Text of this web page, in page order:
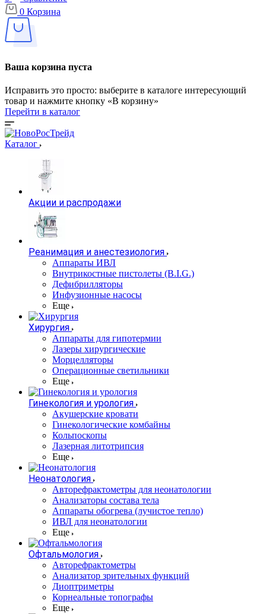
0 Корзина
Ваша корзина пуста
Исправить это просто: выберите в каталоге интересующий
товар и нажмите кнопку «В корзину»
Перейти в каталог
Каталог
Акции и распродажи
Реанимация и анестезиология
Аппараты ИВЛ
Внутрикостные пистолеты (B.I.G.)
Дефибрилляторы
Инфузионные насосы
Еще
Хирургия
Аппараты для гипотермии
Лазеры хирургические
Морцелляторы
Операционные светильники
Еще
Гинекология и урология
Акушерские кровати
Гинекологические комбайны
Кольпоскопы
Лазерная литотрипсия
Еще
Неонатология
Авторефрактометры для неонатологии
Анализаторы состава тела
Аппараты обогрева (лучистое тепло)
ИВЛ для неонатологии
Еще
Офтальмология
Авторефрактометры
Анализатор зрительных функций
Диоптриметры
Корнеальные топографы
Еще